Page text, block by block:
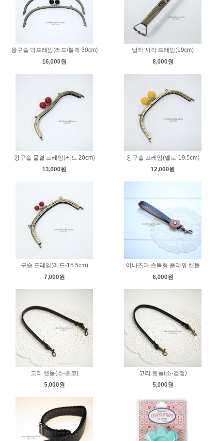
왕구슬 빅프레임(레드/블랙 30cm)
16,000원
납작 사각 프레임(19cm)
8,000원
왕구슬 물결 프레임(레드 20cm)
13,000원
왕구슬 프레임(옐로-19.5cm)
12,000원
구슬 프레임(레드-15.5cm)
7,000원
이나즈마 손목형 플라워 핸들
6,000원
고리 핸들(소-초코)
5,000원
고리 핸들(소-검정)
5,000원